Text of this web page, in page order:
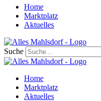
Home
Marktplatz
Aktuelles
Suche
Home
Marktplatz
Aktuelles